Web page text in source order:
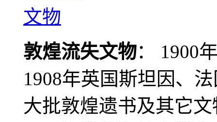
敦煌流失文物： 1900
1908年英国斯坦因、
大批敦煌遗书及其它